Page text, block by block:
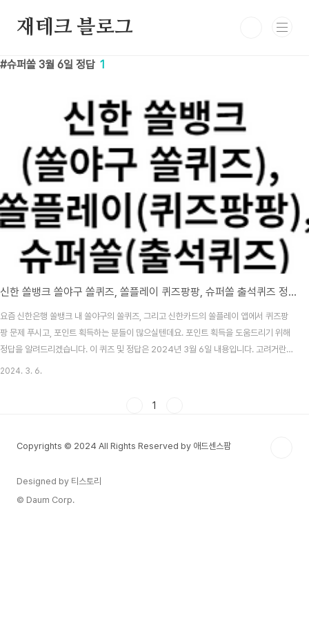
재테크 블로그
슈퍼쏠 3월 6일 정답 1
신한 쏠뱅크 쏠야구 쏠퀴즈, 쏠플레이 퀴즈팡팡, 슈퍼쏠 출석퀴즈 정답 3월 6일
요즘 신한은행 쏠뱅크 내 쏠야구의 쏠퀴즈, 그리고 신한카드의 쏠플레이 앱에서 퀴즈팡
팡 문제 푸시고, 포인트 획득하는 분들이 많으실텐데요. 포인트 획득을 도움드리기 위해
정답을 알려드리겠습니다. 이 퀴즈 및 정답은 2024년 3월 6일 내용입니다. 고려거란
전쟁 시청률 맞추기 이벤트 알아보기 목차 신한 쏠뱅크 쏠야구(쏠퀴즈) 3월 6일 문제 및
서울시리즈 티켓 응모권..
2024. 3. 6.
1
Copyrights © 2024 All Rights Reserved by 애드센스팜
Designed by 티스토리
© Daum Corp.